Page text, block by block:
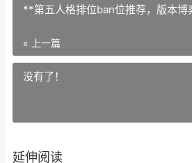
**第五人格排位ban位推荐，版本
« 上一篇
没有了！
延伸阅读